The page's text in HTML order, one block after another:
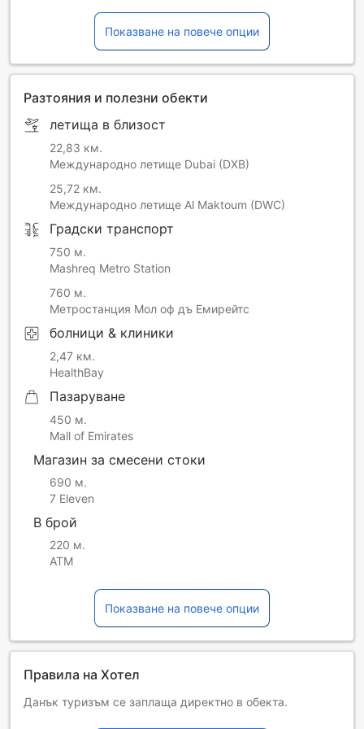
Показване на повече опции
Разтояния и полезни обекти
летища в близост
22,83 км.
Международно летище Dubai (DXB)
25,72 км.
Международно летище Al Maktoum (DWC)
Градски транспорт
750 м.
Mashreq Metro Station
760 м.
Метростанция Мол оф дъ Емирейтс
болници & клиники
2,47 км.
HealthBay
Пазаруване
450 м.
Mall of Emirates
Магазин за смесени стоки
690 м.
7 Eleven
В брой
220 м.
ATM
Показване на повече опции
Правила на Хотел
Данък туризъм се заплаща директно в обекта.